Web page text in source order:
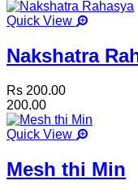
Quick View
Nakshatra
Rs 200.00
200.00
Quick View
Mesh thi Min